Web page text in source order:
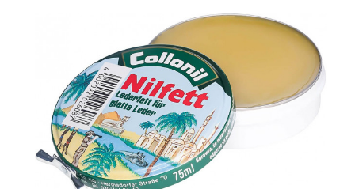
Wildleder Pflegendes Lederfett
festes Lederöl zur intensiven Pflege derber
Glattleder
pflegt glattes und genarbtes Leder geschmeidig
und schützt es